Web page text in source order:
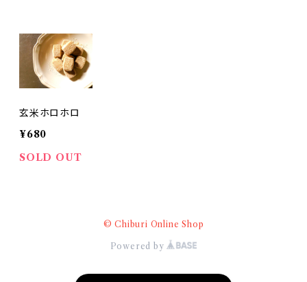
玄米ホロホロ
¥680
SOLD OUT
© Chiburi Online Shop
Powered by